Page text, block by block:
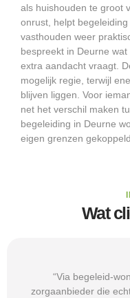
als huishouden te groot
onrust, helpt
vasthouden weer
bespreekt in Deurne
extra aandacht vraagt.
mogelijk regie, terwijl
blijven liggen. Voor
net het verschil maken
begeleiding in Deurne
eigen grenzen
Wat
“Via begeleid-
zorgaanbieder die